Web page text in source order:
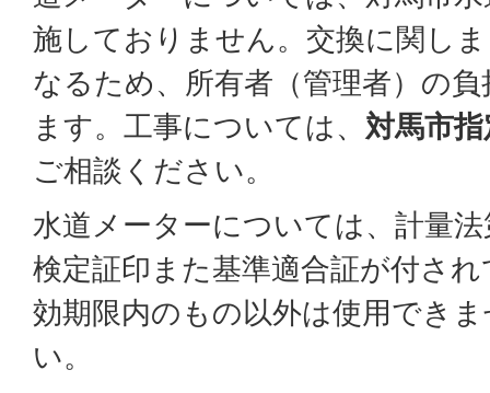
施しておりません。交換に関し
なるため、所有者（管理者）の
ます。工事については、 対馬市
ご相談ください。
水道メーターについては、計量
検定証印また基準適合証が付さ
効期限内のもの以外は使用でき
い。